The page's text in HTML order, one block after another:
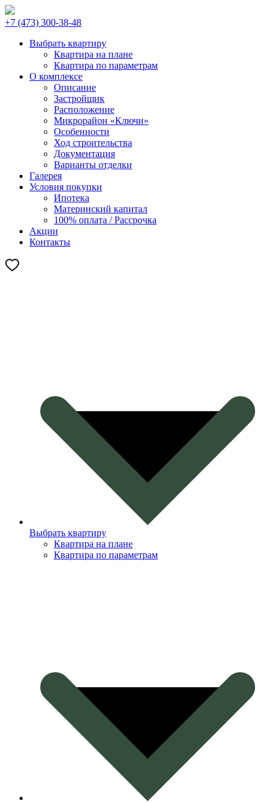
+7 (473) 300-38-48
Выбрать квартиру
Квартира на плане
Квартира по параметрам
О комплексе
Описание
Застройщик
Расположение
Микрорайон «Ключи»
Особенности
Ход строительства
Документация
Варианты отделки
Галерея
Условия покупки
Ипотека
Материнский капитал
100% оплата / Рассрочка
Акции
Контакты
Выбрать квартиру
Квартира на плане
Квартира по параметрам